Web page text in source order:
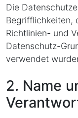
Die
Begrifflichkeiten,
Richtlinien- und
Datenschutz-
verwendet
2. Name